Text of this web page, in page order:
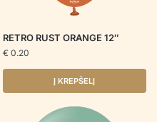
RETRO RUST ORANGE 12″
€ 0.20
Į KREPŠELĮ